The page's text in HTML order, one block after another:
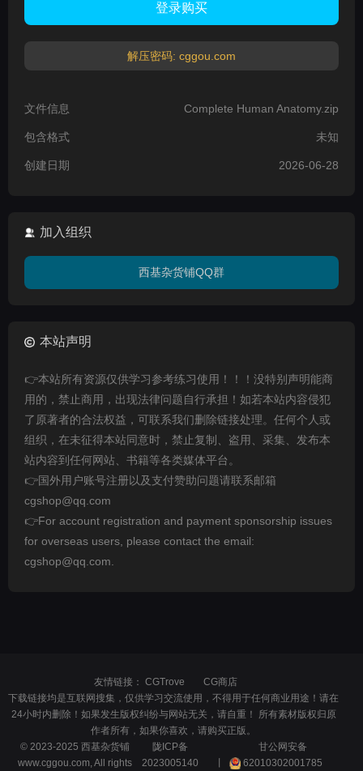
登录购买
解压密码: cggou.com
文件信息 Complete Human Anatomy.zip
包含格式 未知
创建日期 2026-06-28
加入组织
西基杂货铺QQ群
本站声明
👉本站所有资源仅供学习参考练习使用！！！没特别声明能商
用的，禁止商用，出现法律问题自行承担！如若本站内容侵犯
了原著者的合法权益，可联系我们删除链接处理。任何个人或
组织，在未征得本站同意时，禁止复制、盗用、采集、发布本
站内容到任何网站、书籍等各类媒体平台。
👉国外用户账号注册以及支付赞助问题请联系邮箱
cgshop@qq.com
👉For account registration and payment sponsorship issues
for overseas users, please contact the email:
cgshop@qq.com.
友情链接： CGTrove
CG商店
下载链接均是互联网搜集，仅供学习交流使用，不得用于任何商业用途！请在
24小时内删除！如果发生版权纠纷与网站无关，请自重！ 所有素材版权归原
作者所有，如果你喜欢，请购买正版。
© 2023-2025 西基杂货铺
www.cggou.com, All rights
陇ICP备
2023005140
甘公网安备
62010302001785